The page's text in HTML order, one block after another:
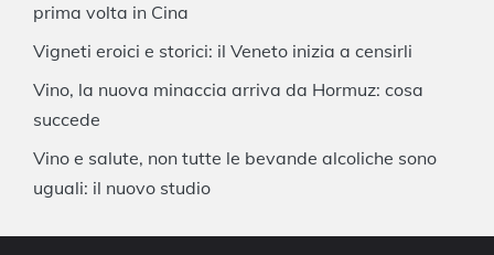
prima volta in Cina
Vigneti eroici e storici: il Veneto inizia a censirli
Vino, la nuova minaccia arriva da Hormuz: cosa
succede
Vino e salute, non tutte le bevande alcoliche sono
uguali: il nuovo studio